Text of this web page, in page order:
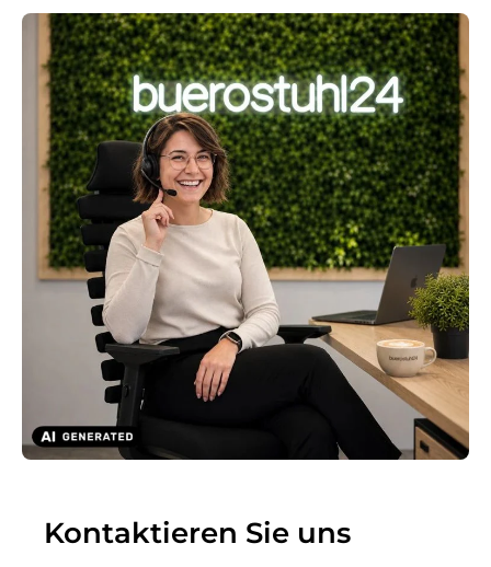
Kontaktieren Sie uns